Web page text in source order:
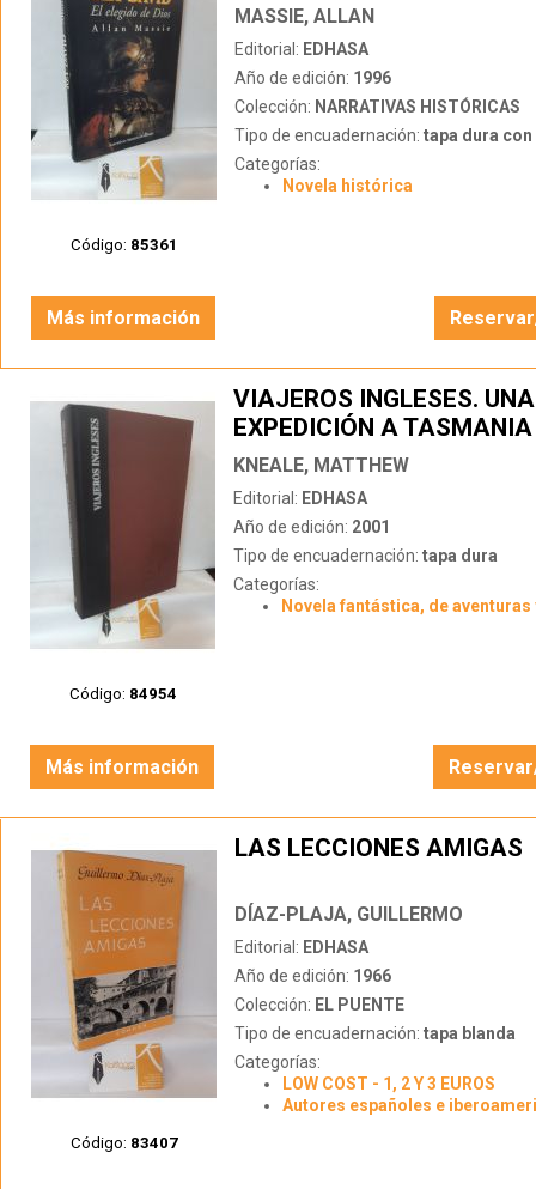
Código: 85361
MASSIE, ALLAN
Editorial: EDHASA
Año de edición: 1996
Colección: NARRATIVAS HISTÓRICAS
Tipo de encuadernación: tapa dura con
Categorías:
Novela histórica
Más información
Código: 84954
VIAJEROS INGLESES. UNA
EXPEDICIÓN A
BUSCA DEL EDÉN
KNEALE, MATTHEW
Editorial: EDHASA
Año de edición: 2001
Tipo de encuadernación: tapa dura
Categorías:
Novela fantástica, de aventuras
Más información
Código: 83407
LAS LECCIONES AMIGAS
DÍAZ-PLAJA, GUILLERMO
Editorial: EDHASA
Año de edición: 1966
Colección: EL PUENTE
Tipo de encuadernación: tapa blanda
Categorías:
LOW COST - 1, 2 Y 3 EUROS
Autores españoles e